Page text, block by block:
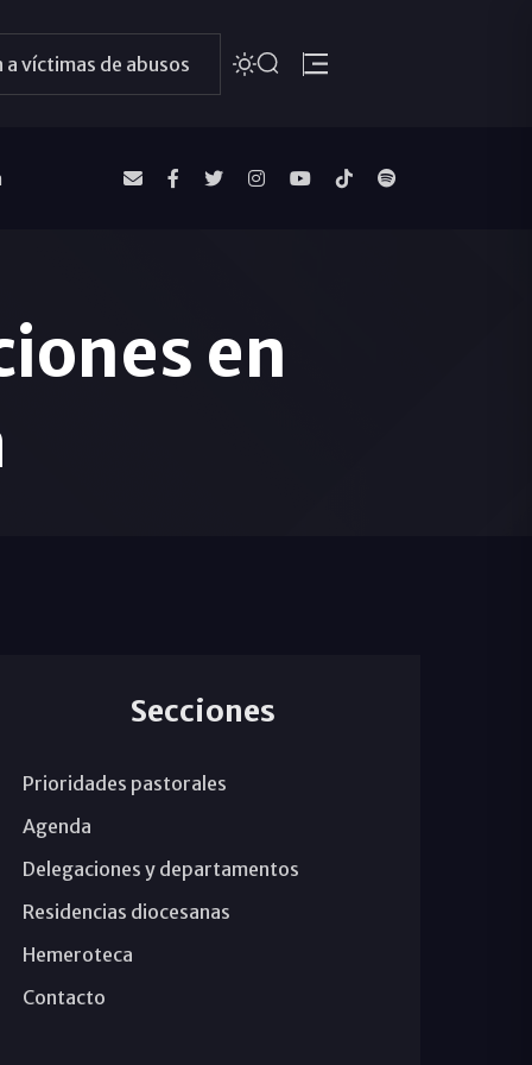
víctimas de abusos
en
Secciones
Prioridades pastorales
Agenda
Delegaciones y departamentos
Residencias diocesanas
Hemeroteca
Contacto